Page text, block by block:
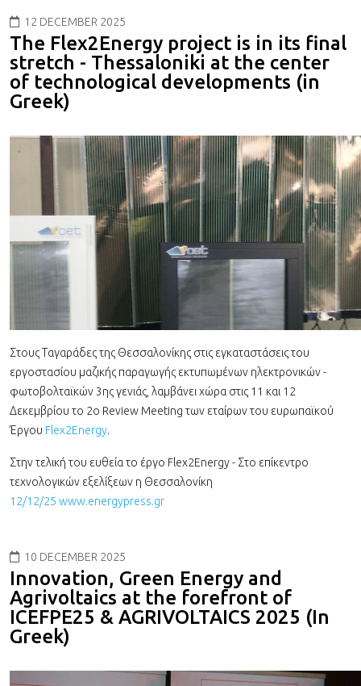
12 DECEMBER 2025
The Flex2Energy project is in its final
stretch - Thessaloniki at the center
of technological developments (in
Greek)
Στους Ταγαράδες της Θεσσαλονίκης στις εγκαταστάσεις του
εργοστασίου μαζικής παραγωγής εκτυπωμένων ηλεκτρονικών -
φωτοβολταϊκών 3ης γενιάς, λαμβάνει χώρα στις 11 και 12
Δεκεμβρίου το 2ο Review Meeting των εταίρων του ευρωπαϊκού
Έργου Flex2Energy.
Στην τελική του ευθεία το έργο Flex2Energy - Στο επίκεντρο
τεχνολογικών εξελίξεων η Θεσσαλονίκη
12/12/25 www.energypress.gr
10 DECEMBER 2025
Innovation, Green Energy and
Agrivoltaics at the forefront of
ICEFPE25 & AGRIVOLTAICS 2025 (In
Greek)